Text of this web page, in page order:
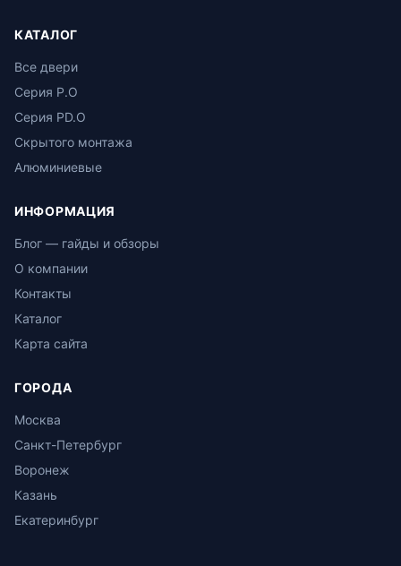
КАТАЛОГ
Все двери
Серия P.O
Серия PD.O
Скрытого монтажа
Алюминиевые
ИНФОРМАЦИЯ
Блог — гайды и обзоры
О компании
Контакты
Каталог
Карта сайта
ГОРОДА
Москва
Санкт-Петербург
Воронеж
Казань
Екатеринбург